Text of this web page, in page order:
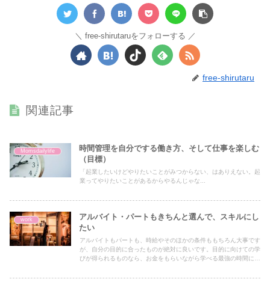
free-shirutaruをフォローする
free-shirutaru
関連記事
Momsdailylife
時間管理を自分でする働き方、そして仕事を楽しむ
（目標）
「起業したいけどやりたいことがみつからない、はありえない。起
業ってやりたいことがあるからやるんじゃな...
work
アルバイト・パートもきちんと選んで、スキルにし
たい
アルバイトもパートも、時給やそのほかの条件ももちろん大事です
が、自分の目的に合ったものが絶対に良いです。目的に向けての学
びが得られるものなら、お金をもらいながら学べる最強の時間にな